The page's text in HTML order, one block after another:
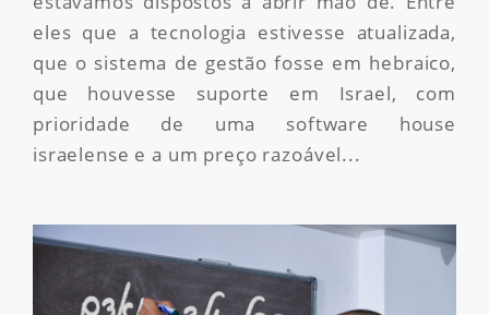
eles que a tecnologia estivesse atualizada,
que o sistema de gestão fosse em hebraico,
que houvesse suporte em Israel, com
prioridade de uma software house
israelense e a um preço razoável...